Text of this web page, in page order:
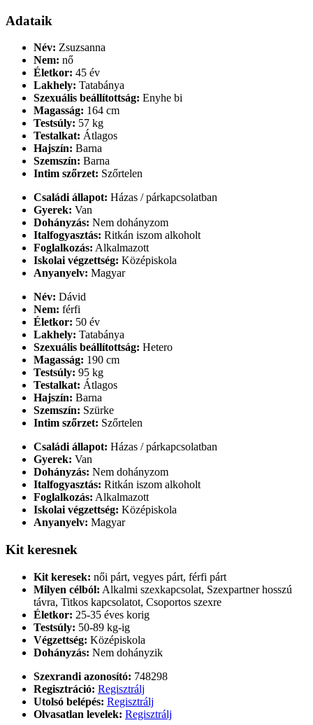
Adataik
Név: Zsuzsanna
Nem: nő
Életkor: 45 év
Lakhely: Tatabánya
Szexuális beállítottság: Enyhe bi
Magasság: 164 cm
Testsúly: 57 kg
Testalkat: Átlagos
Hajszín: Barna
Szemszín: Barna
Intim szőrzet: Szőrtelen
Családi állapot: Házas / párkapcsolatban
Gyerek: Van
Dohányzás: Nem dohányzom
Italfogyasztás: Ritkán iszom alkoholt
Foglalkozás: Alkalmazott
Iskolai végzettség: Középiskola
Anyanyelv: Magyar
Név: Dávid
Nem: férfi
Életkor: 50 év
Lakhely: Tatabánya
Szexuális beállítottság: Hetero
Magasság: 190 cm
Testsúly: 95 kg
Testalkat: Átlagos
Hajszín: Barna
Szemszín: Szürke
Intim szőrzet: Szőrtelen
Családi állapot: Házas / párkapcsolatban
Gyerek: Van
Dohányzás: Nem dohányzom
Italfogyasztás: Ritkán iszom alkoholt
Foglalkozás: Alkalmazott
Iskolai végzettség: Középiskola
Anyanyelv: Magyar
Kit keresnek
Kit keresek: női párt, vegyes párt, férfi párt
Milyen célból: Alkalmi szexkapcsolat, Szexpartner hosszú
távra, Titkos kapcsolatot, Csoportos szexre
Életkor: 25-35 éves korig
Testsúly: 50-89 kg-ig
Végzettség: Középiskola
Dohányzás: Nem dohányzik
Szexrandi azonosító: 748298
Regisztráció: Regisztrálj
Utolsó belépés: Regisztrálj
Olvasatlan levelek: Regisztrálj